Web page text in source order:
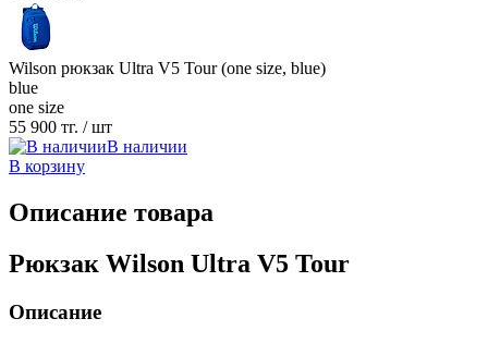
Wilson рюкзак Ultra V5 Tour (one size, blue)
blue
one size
55 900 тг. / шт
В наличии
В корзину
Описание товара
Рюкзак Wilson Ultra V5 Tour
Описание